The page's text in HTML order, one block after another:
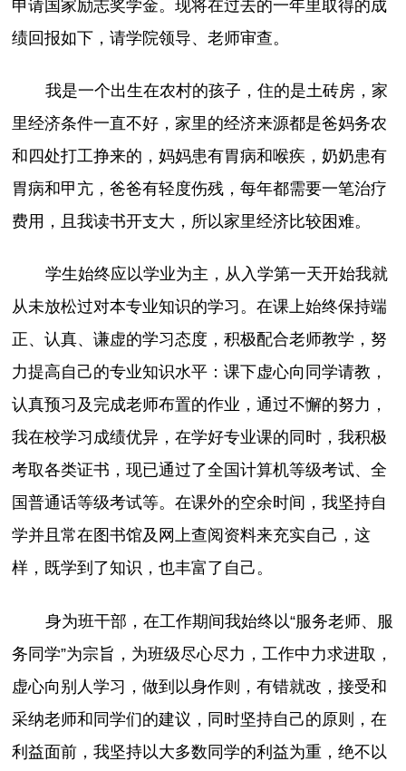
申请国家励志奖学金。现将在过去的一年里取得的成
绩回报如下，请学院领导、老师审查。
我是一个出生在农村的孩子，住的是土砖房，家
里经济条件一直不好，家里的经济来源都是爸妈务农
和四处打工挣来的，妈妈患有胃病和喉疾，奶奶患有
胃病和甲亢，爸爸有轻度伤残，每年都需要一笔治疗
费用，且我读书开支大，所以家里经济比较困难。
学生始终应以学业为主，从入学第一天开始我就
从未放松过对本专业知识的学习。在课上始终保持端
正、认真、谦虚的学习态度，积极配合老师教学，努
力提高自己的专业知识水平：课下虚心向同学请教，
认真预习及完成老师布置的作业，通过不懈的努力，
我在校学习成绩优异，在学好专业课的同时，我积极
考取各类证书，现已通过了全国计算机等级考试、全
国普通话等级考试等。在课外的空余时间，我坚持自
学并且常在图书馆及网上查阅资料来充实自己，这
样，既学到了知识，也丰富了自己。
身为班干部，在工作期间我始终以“服务老师、服
务同学”为宗旨，为班级尽心尽力，工作中力求进取，
虚心向别人学习，做到以身作则，有错就改，接受和
采纳老师和同学们的建议，同时坚持自己的原则，在
利益面前，我坚持以大多数同学的利益为重，绝不以